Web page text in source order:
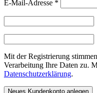
E-Mail-Adresse *
Mit der Registrierung
Verarbeitung Ihre Daten zu.
Datenschutzerklärung.